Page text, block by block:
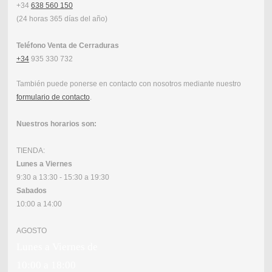
+34 638 560 150
(24 horas 365 días del año)
Teléfono Venta de Cerraduras
+34935 330 732
También puede ponerse en contacto con nosotros mediante nuestro
formulario de contacto.
Nuestros horarios son:
TIENDA:
Lunes a Viernes
9:30 a 13:30 - 15:30 a 19:30
Sabados
10:00 a 14:00
AGOSTO